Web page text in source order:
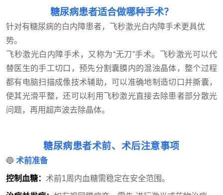
糖尿病患者适合做哪种手术？
针对有糖尿病的白内障患者，飞秒激光白内障手术更具优
势。
飞秒激光白内障手术，又称为“无刀”手术。飞秒激光可以代
替医生的手工切口，预先分割囊膜内的混浊晶体，整个过程
都有电脑扫描成像技术辅助，可以准确地制造切口并撕囊，
使其光滑平整，还可以利用飞秒激光直接去除患者部分散光
问题，再用超声波去除晶体。
糖尿病患者术前、术后注意事项
🔵 术前准备
控制血糖： 术前1周内血糖需稳定在安全范围。